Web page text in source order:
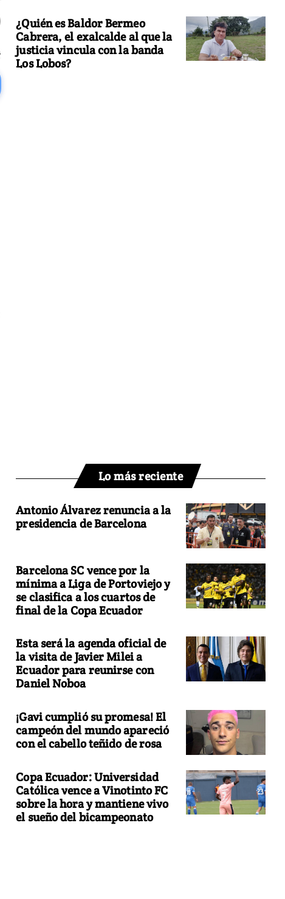
¿Quién es Baldor Bermeo
Cabrera, el exalcalde al que la
justicia vincula con la banda
Los Lobos?
Lo más reciente
Antonio Álvarez renuncia a la
presidencia de Barcelona
Barcelona SC vence por la
mínima a Liga de Portoviejo y
se clasifica a los cuartos de
final de la Copa Ecuador
Esta será la agenda oficial de
la visita de Javier Milei a
Ecuador para reunirse con
Daniel Noboa
¡Gavi cumplió su promesa! El
campeón del mundo apareció
con el cabello teñido de rosa
Copa Ecuador: Universidad
Católica vence a Vinotinto FC
sobre la hora y mantiene vivo
el sueño del bicampeonato